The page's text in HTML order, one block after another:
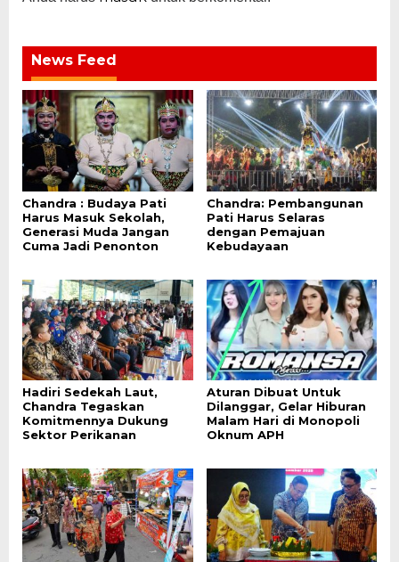
News Feed
Chandra : Budaya Pati
Harus Masuk Sekolah,
Generasi Muda Jangan
Cuma Jadi Penonton
Chandra: Pembangunan
Pati Harus Selaras
dengan Pemajuan
Kebudayaan
Hadiri Sedekah Laut,
Chandra Tegaskan
Komitmennya Dukung
Sektor Perikanan
Aturan Dibuat Untuk
Dilanggar, Gelar Hiburan
Malam Hari di Monopoli
Oknum APH